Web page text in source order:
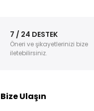
7 / 24 DESTEK
Öneri ve şikayetlerinizi bize
iletebilirsiniz.
Bize Ulaşın